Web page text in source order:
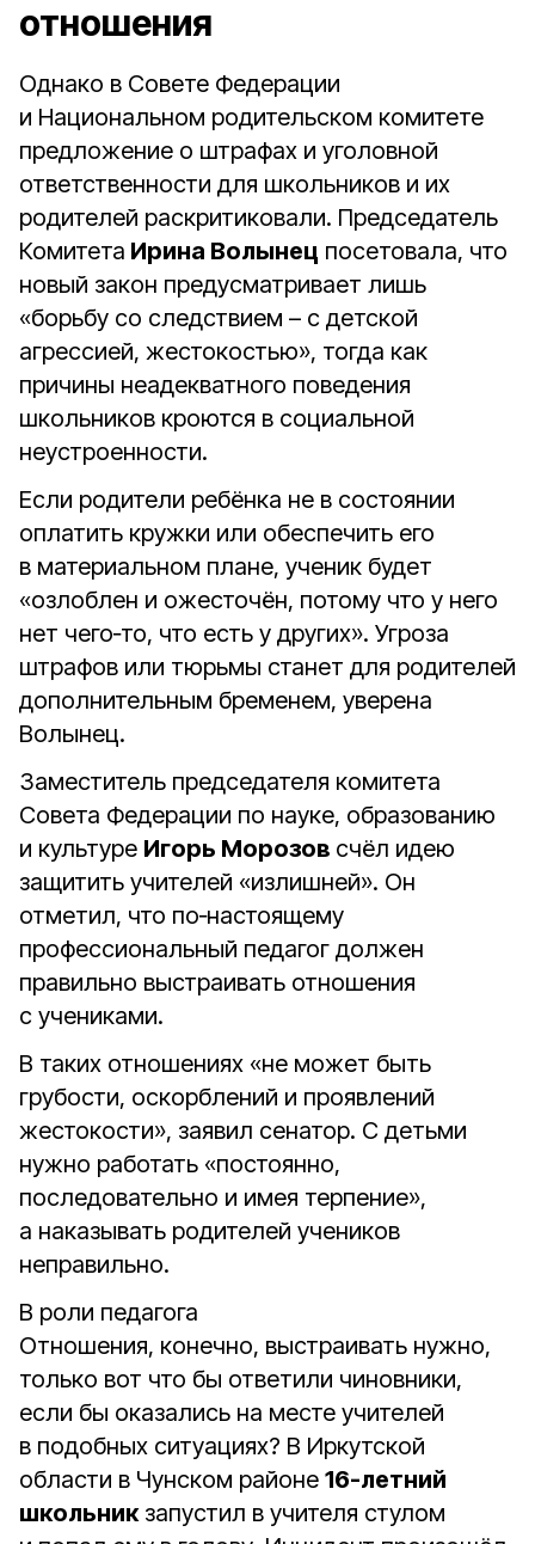
отношения
Однако в Совете Федерации
и Национальном родительском комитете
предложение о штрафах и уголовной
ответственности для школьников и их
родителей раскритиковали. Председатель
Комитета Ирина Волынец посетовала, что
новый закон предусматривает лишь
«борьбу со следствием – с детской
агрессией, жестокостью», тогда как
причины неадекватного поведения
школьников кроются в социальной
неустроенности.
Если родители ребёнка не в состоянии
оплатить кружки или обеспечить его
в материальном плане, ученик будет
«озлоблен и ожесточён, потому что у него
нет чего‑то, что есть у других». Угроза
штрафов или тюрьмы станет для родителей
дополнительным бременем, уверена
Волынец.
Заместитель председателя комитета
Совета Федерации по науке, образованию
и культуре Игорь Морозов счёл идею
защитить учителей «излишней». Он
отметил, что по‑настоящему
профессиональный педагог должен
правильно выстраивать отношения
с учениками.
В таких отношениях «не может быть
грубости, оскорблений и проявлений
жестокости», заявил сенатор. С детьми
нужно работать «постоянно,
последовательно и имея терпение»,
а наказывать родителей учеников
неправильно.
В роли педагога
Отношения, конечно, выстраивать нужно,
только вот что бы ответили чиновники,
если бы оказались на месте учителей
в подобных ситуациях? В Иркутской
области в Чунском районе 16-летний
школьникзапустил в учителя стулом